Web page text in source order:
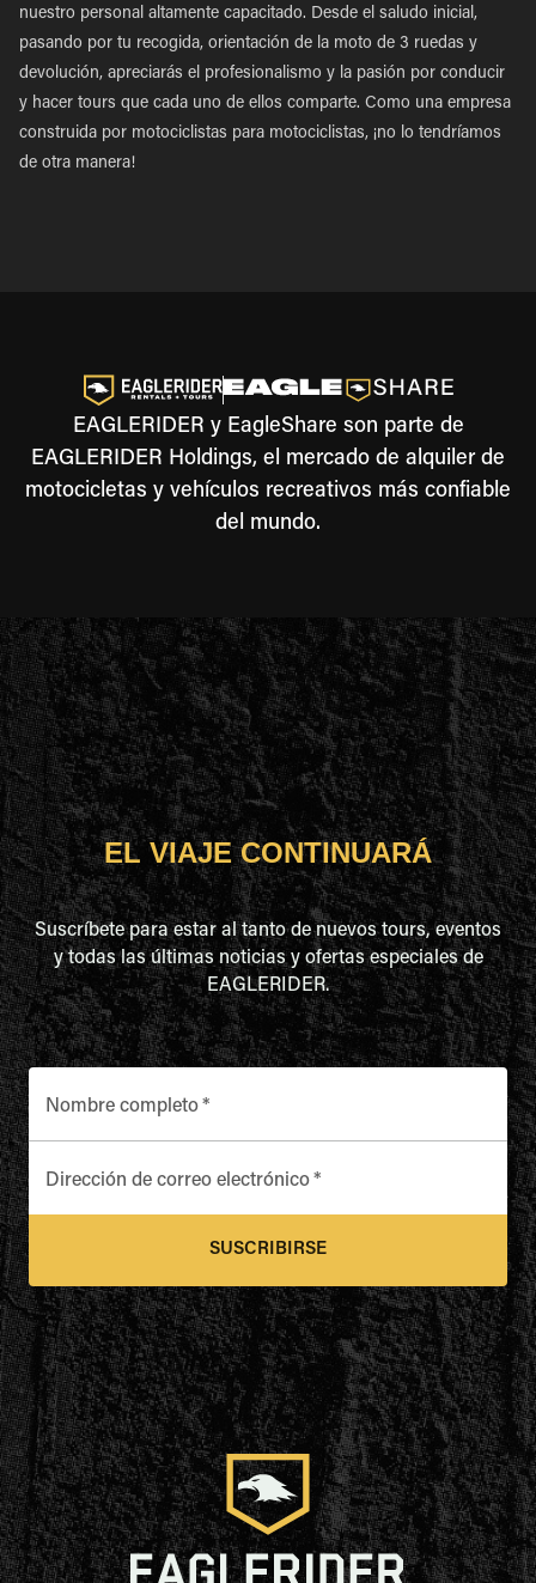
nuestro personal altamente capacitado. Desde el saludo inicial,
pasando por tu recogida, orientación de la moto de 3 ruedas y
devolución, apreciarás el profesionalismo y la pasión por conducir
y hacer tours que cada uno de ellos comparte. Como una empresa
construida por motociclistas para motociclistas, ¡no lo tendríamos
de otra manera!
EAGLERIDER y EagleShare son parte de
EAGLERIDER Holdings, el mercado de alquiler de
motocicletas y vehículos recreativos más confiable
del mundo.
EL VIAJE CONTINUARÁ
Suscríbete para estar al tanto de nuevos tours, eventos
y todas las últimas noticias y ofertas especiales de
EAGLERIDER.
Nombre completo*
Dirección de correo electrónico*
SUSCRIBIRSE